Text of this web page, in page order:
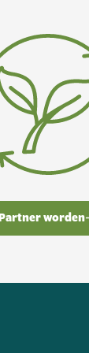
Partner worden